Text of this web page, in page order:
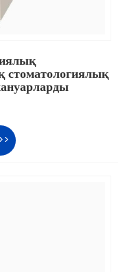
стоматологиялық